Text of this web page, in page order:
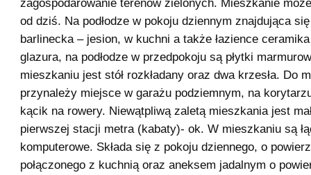
zagospodarowanie terenów zielonych. Mieszkanie
od dziś. Na podłodze w pokoju dziennym znajdująca
barlinecka – jesion, w kuchni a także łazience
glazura, na podłodze w przedpokoju są płytki
mieszkaniu jest stół rozkładany oraz dwa krzesła. Do
przynależy miejsce w garażu podziemnym, na
kącik na rowery. Niewątpliwą zaletą mieszkania jest
pierwszej stacji metra (kabaty)- ok. W mieszkaniu są
komputerowe. Składa się z pokoju dziennego, o
połączonego z kuchnią oraz aneksem jadalnym o